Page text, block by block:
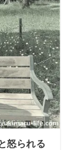
怒られる